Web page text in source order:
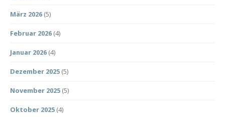
März 2026 (5)
Februar 2026 (4)
Januar 2026 (4)
Dezember 2025 (5)
November 2025 (5)
Oktober 2025 (4)